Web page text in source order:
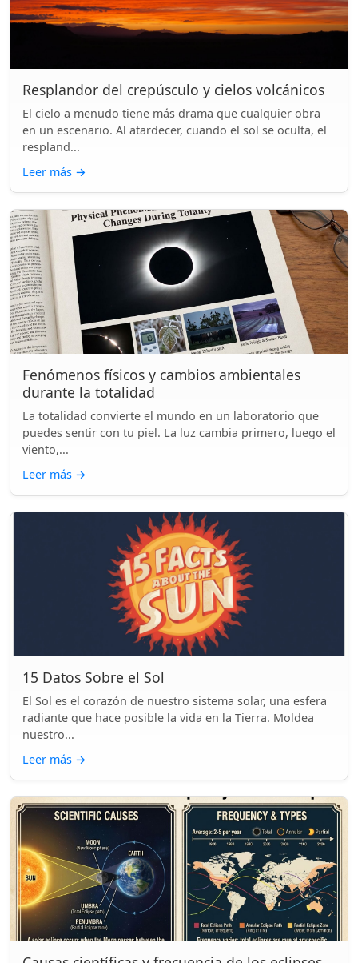
Resplandor del crepúsculo y cielos volcánicos
El cielo a menudo tiene más drama que cualquier obra
en un escenario. Al atardecer, cuando el sol se oculta, el
respland...
Leer más →
Fenómenos físicos y cambios ambientales
durante la totalidad
La totalidad convierte el mundo en un laboratorio que
puedes sentir con tu piel. La luz cambia primero, luego el
viento,...
Leer más →
15 Datos Sobre el Sol
El Sol es el corazón de nuestro sistema solar, una esfera
radiante que hace posible la vida en la Tierra. Moldea
nuestro...
Leer más →